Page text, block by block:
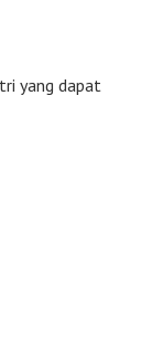
yang dapat